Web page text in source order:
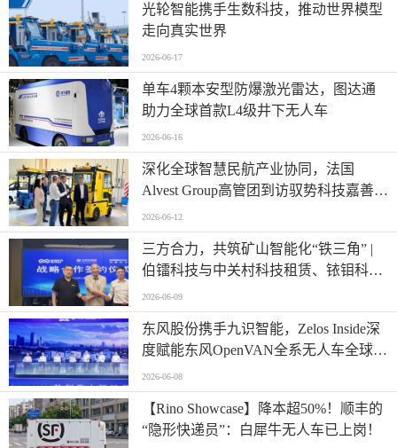
光轮智能携手生数科技，推动世界模型
走向真实世界
2026-06-17
单车4颗本安型防爆激光雷达，图达通
助力全球首款L4级井下无人车
2026-06-16
深化全球智慧民航产业协同，法国
Alvest Group高管团到访驭势科技嘉善研
发测试和应用创新中心
2026-06-12
三方合力，共筑矿山智能化“铁三角” |
伯镭科技与中关村科技租赁、铱钼科技
正式签署三方战略合作协议
2026-06-09
东风股份携手九识智能，Zelos Inside深
度赋能东风OpenVAN全系无人车全球首
发
2026-06-08
【Rino Showcase】降本超50%！顺丰的
“隐形快递员”：白犀牛无人车已上岗！